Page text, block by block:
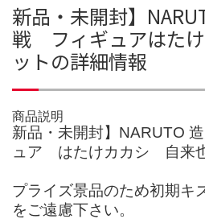
新品・未開封】
戦 フィギュアはた
ットの詳細情報
商品説明
新品・未開封】NARUTO
ュア はたけカカシ 自来
プライズ景品のため初期キ
をご遠慮下さい。